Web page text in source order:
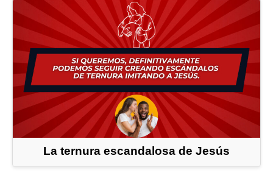
La ternura escandalosa de Jesús